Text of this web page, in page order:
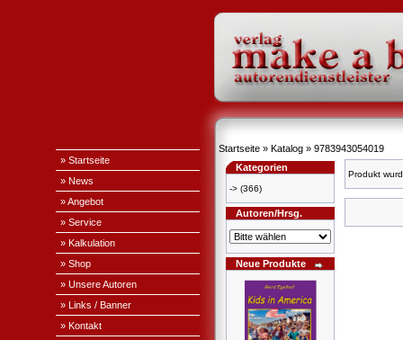
» Startseite
» News
» Angebot
» Service
» Kalkulation
» Shop
» Unsere Autoren
» Links / Banner
» Kontakt
Startseite » Katalog » 9783943054019
Kategorien
-> (366)
Autoren/Hrsg.
Neue Produkte
Produkt